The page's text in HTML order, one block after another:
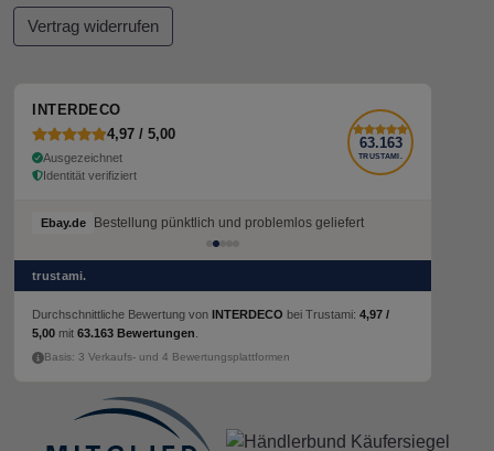
Vertrag widerrufen
INTERDECO
4,97 / 5,00
Ausgezeichnet
Identität verifiziert
63.163
TRUSTAMI.
Ebay.de Bestellung pünktlich und problemlos geliefert
trustami.
Durchschnittliche Bewertung von INTERDECO bei Trustami: 4,97 /
5,00 mit 63.163 Bewertungen
Basis: 3 Verkaufs- und 4 Bewertungsplattformen